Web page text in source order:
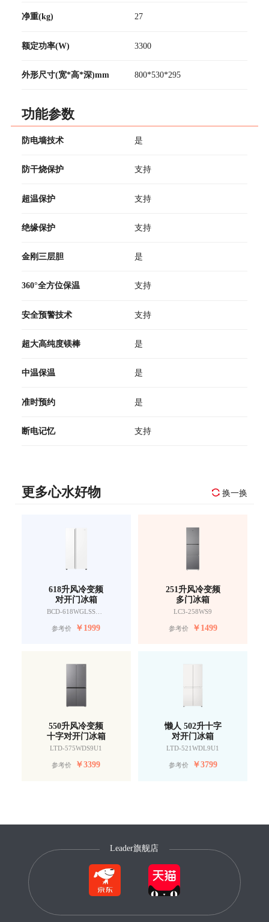
净重(kg) 27
额定功率(W) 3300
外形尺寸(宽*高*深)mm 800*530*295
功能参数
防电墙技术 是
防干烧保护 支持
超温保护 支持
绝缘保护 支持
金刚三层胆 是
360°全方位保温 支持
安全预警技术 支持
超大高纯度镁棒 是
中温保温 是
准时预约 是
断电记忆 支持
更多心水好物 换一换
618升风冷变频
对开门冰箱
BCD-618WGLSSEDW9
参考价 ￥1999
251升风冷变频
多门冰箱
LC3-258WS9
参考价 ￥1499
550升风冷变频
十字对开门冰箱
LTD-575WDS9U1
参考价 ￥3399
懒人 502升十字
对开门冰箱
LTD-521WDL9U1
参考价 ￥3799
Leader旗舰店